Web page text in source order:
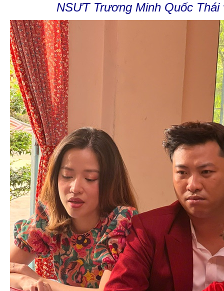
NSƯT Trương Minh Quốc Thái